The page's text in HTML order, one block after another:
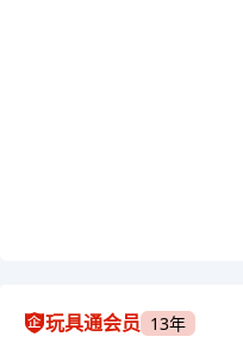
玩具通会员 13年